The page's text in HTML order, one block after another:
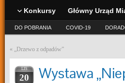
Konkursy Główny Urząd
DO POBRANIA COVID-19
« „Drzewo z odpadów”
LIS
20 Wystawa